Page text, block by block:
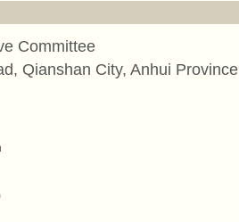
Committee
Qianshan City, Anhui Province